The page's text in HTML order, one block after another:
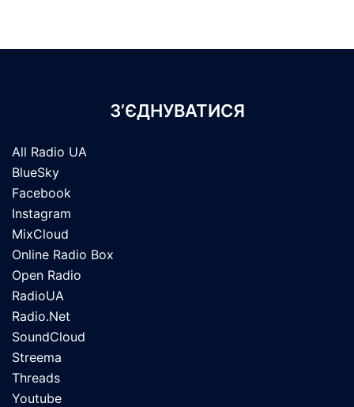
З’ЄДНУВАТИСЯ
All Radio UA
BlueSky
Facebook
Instagram
MixCloud
Online Radio Box
Open Radio
RadioUA
Radio.Net
SoundCloud
Streema
Threads
Youtube